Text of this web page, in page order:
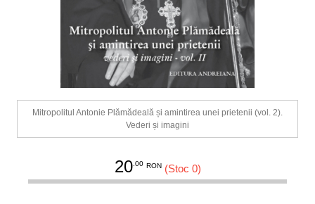
Mitropolitul Antonie Plămădeală și amintirea unei prietenii (vol. 2).
Vederi și imagini
20.00 RON (Stoc 0)